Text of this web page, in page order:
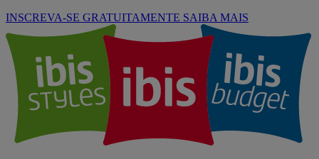
INSCREVA-SE GRATUITAMENTE SAIBA MAIS